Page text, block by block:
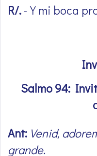
R/.-Y mi boca
Salmo 94:
Ant: Venid,
grande.